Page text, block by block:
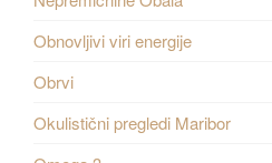
Obnovljivi viri energije
Obrvi
Okulistični pregledi Maribor